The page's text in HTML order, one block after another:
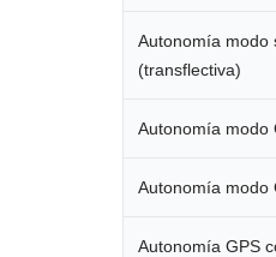
Autonomía modo
(transflectiva)
Autonomía modo
Autonomía modo
Autonomía GPS